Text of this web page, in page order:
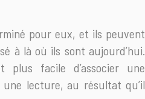
pour eux, et ils peuvent
à là où ils sont aujourd’hui.
facile d’associer une
lecture, au résultat qu’il